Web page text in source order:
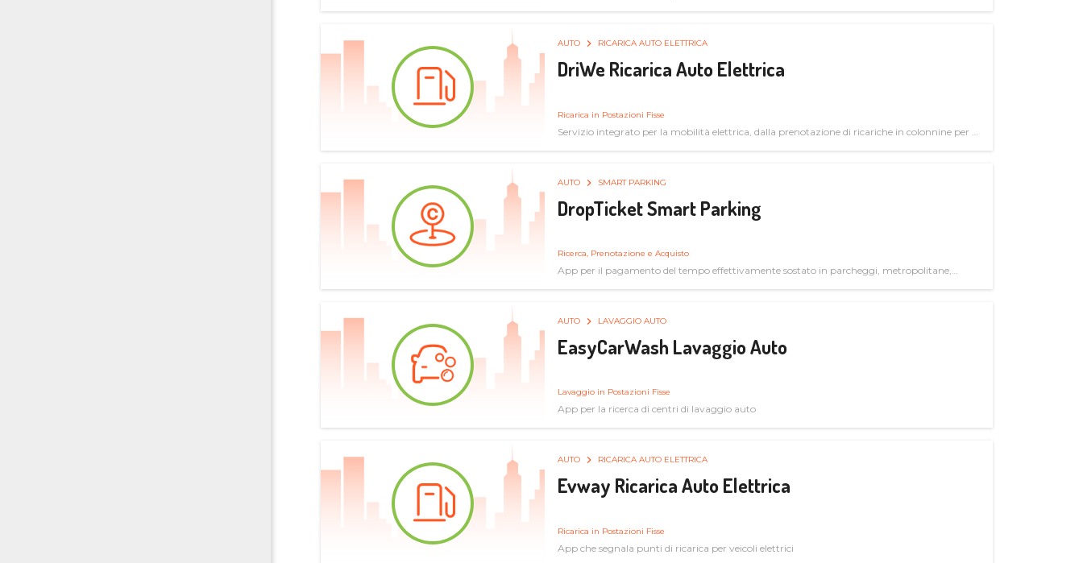
AUTO RICARICA AUTO ELETTRICA
DriWe Ricarica Auto Elettrica
Ricarica in Postazioni Fisse
Servizio integrato per la mobilità elettrica, dalla prenotazione di ricariche in colonnine per il
AUTO SMART PARKING
DropTicket Smart Parking
Ricerca, Prenotazione e Acquisto
App per il pagamento del tempo effettivamente sostato in parcheggi, metropolitane,
AUTO LAVAGGIO AUTO
EasyCarWash Lavaggio Auto
Lavaggio in Postazioni Fisse
App per la ricerca di centri di lavaggio auto
AUTO RICARICA AUTO ELETTRICA
Evway Ricarica Auto Elettrica
Ricarica in Postazioni Fisse
App che segnala punti di ricarica per veicoli elettrici